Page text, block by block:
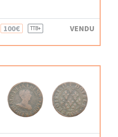
100€ TTB+ VENDU